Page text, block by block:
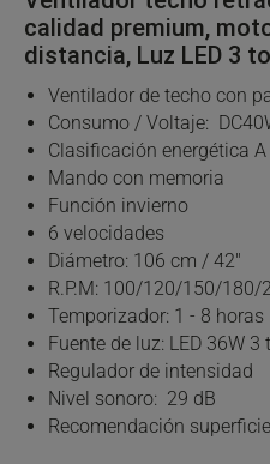
calidad premium,
distancia, Luz LED 3
Ventilador de techo con
Consumo / Voltaje:
Clasificación energética A
Mando con memoria
Función invierno
6 velocidades
Diámetro: 106 cm / 42"
R.P.M: 100/120/150/180/
Temporizador: 1 - 8 horas
Fuente de luz: LED 36W 3
Regulador de intensidad
Nivel sonoro: 29 dB
Recomendación